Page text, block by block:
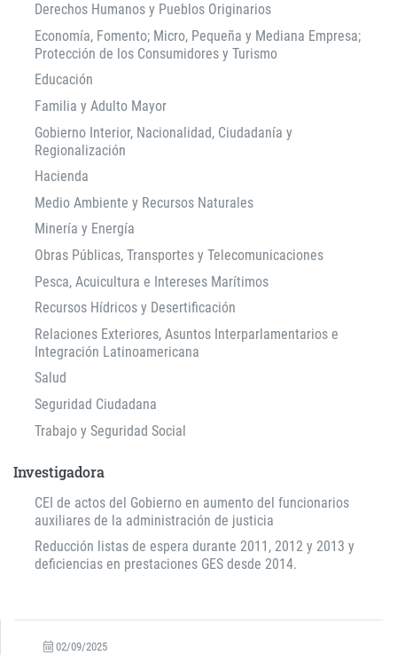
Derechos Humanos y Pueblos Originarios
Economía, Fomento; Micro, Pequeña y Mediana Empresa;
Protección de los Consumidores y Turismo
Educación
Familia y Adulto Mayor
Gobierno Interior, Nacionalidad, Ciudadanía y
Regionalización
Hacienda
Medio Ambiente y Recursos Naturales
Minería y Energía
Obras Públicas, Transportes y Telecomunicaciones
Pesca, Acuicultura e Intereses Marítimos
Recursos Hídricos y Desertificación
Relaciones Exteriores, Asuntos Interparlamentarios e
Integración Latinoamericana
Salud
Seguridad Ciudadana
Trabajo y Seguridad Social
Investigadora
CEI de actos del Gobierno en aumento del funcionarios
auxiliares de la administración de justicia
Reducción listas de espera durante 2011, 2012 y 2013 y
deficiencias en prestaciones GES desde 2014.
02/09/2025